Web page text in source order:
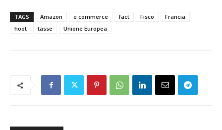
TAGS Amazon e commerce fact Fisco
Francia
hoot
tasse Unione Europea